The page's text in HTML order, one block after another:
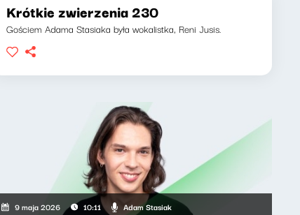
Krótkie zwierzenia 230
Gościem Adama Stasiaka była wokalistka, Reni Jusis.
9 maja 2026 10:11 Adam Stasiak